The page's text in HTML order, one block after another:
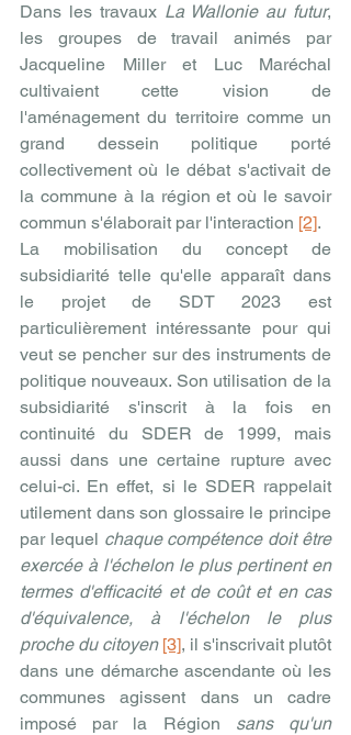
Dans les travaux La Wallonie au futur,
les groupes de travail animés par
Jacqueline Miller et Luc Maréchal
cultivaient cette vision de
l'aménagement du territoire comme un
grand dessein politique porté
collectivement où le débat s'activait de
la commune à la région et où le savoir
commun s'élaborait par l'interaction [2].
La mobilisation du concept de
subsidiarité telle qu'elle apparaît dans
le projet de SDT 2023 est
particulièrement intéressante pour qui
veut se pencher sur des instruments de
politique nouveaux. Son utilisation de la
subsidiarité s'inscrit à la fois en
continuité du SDER de 1999, mais
aussi dans une certaine rupture avec
celui-ci. En effet, si le SDER rappelait
utilement dans son glossaire le principe
par lequel chaque compétence doit être
exercée à l'échelon le plus pertinent en
termes d'efficacité et de coût et en cas
d'équivalence, à l'échelon le plus
proche du citoyen [3], il s'inscrivait plutôt
dans une démarche ascendante où les
communes agissent dans un cadre
imposé par la Région sans qu'un